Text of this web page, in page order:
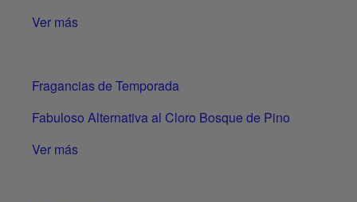
Ver más
Fragancias de Temporada
Fabuloso Alternativa al Cloro Bosque de Pino
Ver más